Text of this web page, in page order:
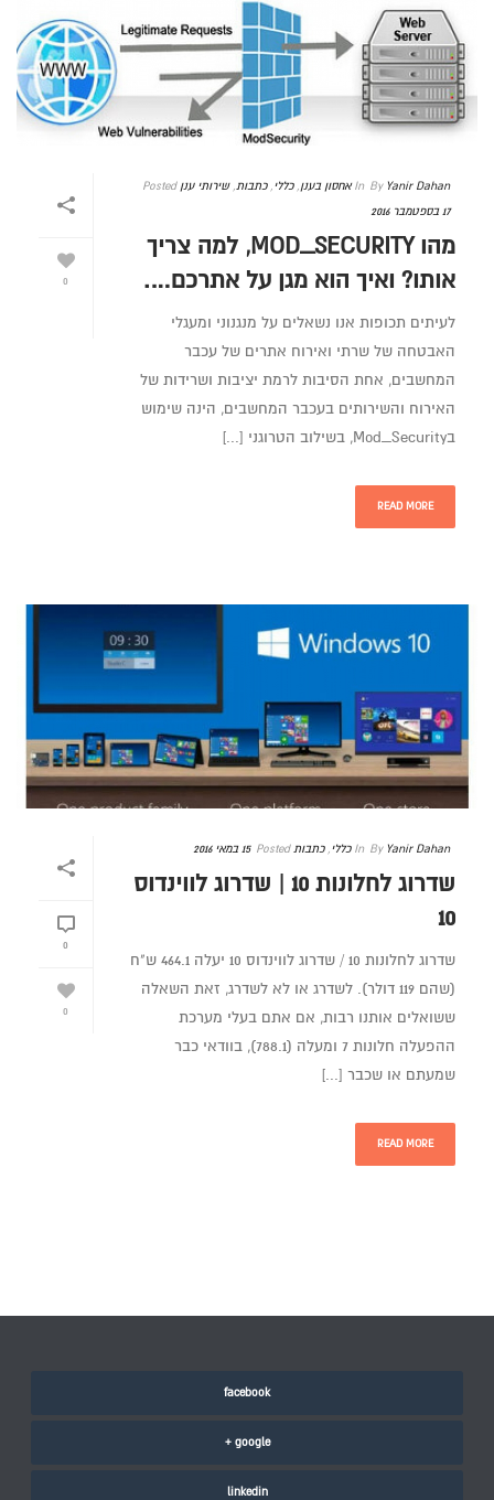
0
By Yanir Dahan
In אחסון בענן,כללי,כתבות,שירותי ענן Posted
17 בספטמבר 2016
מהו MOD_SECURITY, למה צריך
אותו? ואיך הוא מגן על אתרכם….
לעיתים תכופות אנו נשאלים על מנגנוני ומעגלי
האבטחה של שרתי ואירוח אתרים של עכבר
המחשבים, אחת הסיבות לרמת יציבות ושרידות של
האירוח והשירותים בעכבר המחשבים, הינה שימוש
בMod_Security, בשילוב הטרוגני [...]
READ MORE
0
0
By Yanir Dahan
In כללי,כתבותPosted 15 במאי 2016
שדרוג לחלונות 10 | שדרוג לווינדוס
10
שדרוג לחלונות 10 / שדרוג לווינדוס 10 יעלה 464.1 ש"ח
(שהם 119 דולר). לשדרג או לא לשדרג, זאת השאלה
ששואלים אותנו רבות, אם אתם בעלי מערכת
ההפעלה חלונות 7 ומעלה (788.1), בוודאי כבר
שמעתם או שכבר [...]
READ MORE
facebook
google +
linkedin